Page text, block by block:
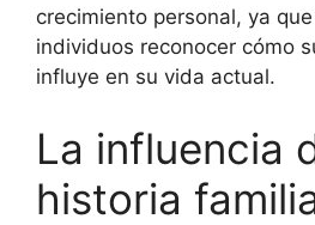
crecimiento personal, ya
individuos reconocer cómo
influye en su vida actual.
La influencia
historia